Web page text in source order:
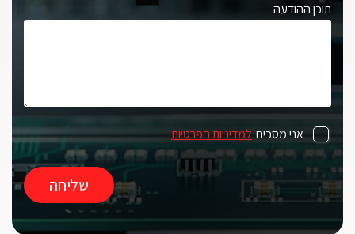
תוכן ההודעה
אני מסכים למדיניות הפרטיות